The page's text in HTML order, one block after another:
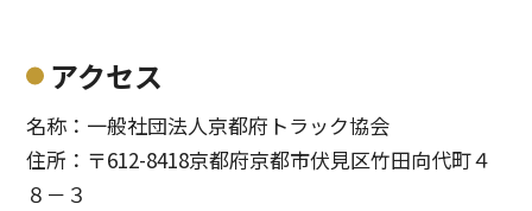
アクセス
名称：一般社団法人京都府トラック協会
住所：〒612-8418京都府京都市伏見区竹田向代町４
８－３